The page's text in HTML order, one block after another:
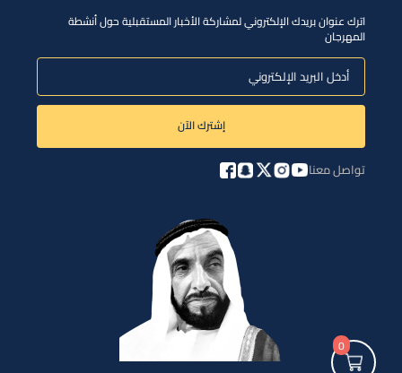
0
اترك عنوان بريدك الإلكتروني لمشاركة الأخبار المستقبلية حول أنشطة
المهرجان
إشترك الآن
تواصل معنا